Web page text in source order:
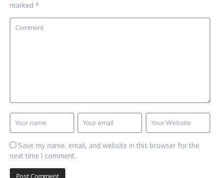
marked *
Save my name, email, and website in this browser for the
next time I comment.